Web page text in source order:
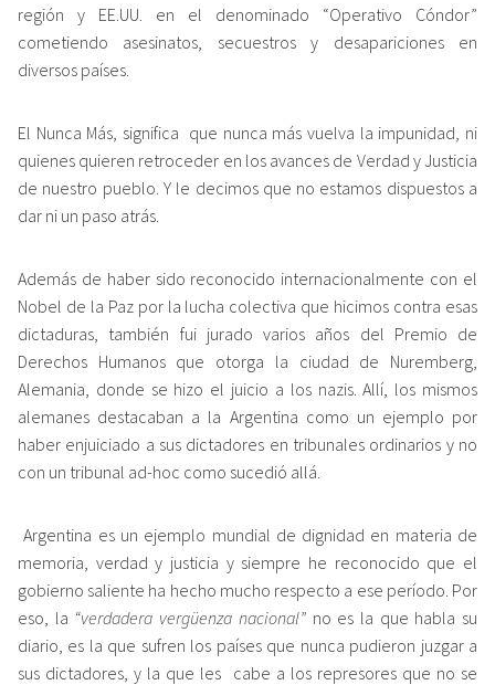
región y EE.UU. en el denominado “Operativo Cóndor”
cometiendo asesinatos, secuestros y desapariciones en
diversos países.
El Nunca Más, significa que nunca más vuelva la impunidad, ni
quienes quieren retroceder en los avances de Verdad y Justicia
de nuestro pueblo. Y le decimos que no estamos dispuestos a
dar ni un paso atrás.
Además de haber sido reconocido internacionalmente con el
Nobel de la Paz por la lucha colectiva que hicimos contra esas
dictaduras, también fui jurado varios años del Premio de
Derechos Humanos que otorga la ciudad de Nuremberg,
Alemania, donde se hizo el juicio a los nazis. Allí, los mismos
alemanes destacaban a la Argentina como un ejemplo por
haber enjuiciado a sus dictadores en tribunales ordinarios y no
con un tribunal ad-hoc como sucedió allá.
Argentina es un ejemplo mundial de dignidad en materia de
memoria, verdad y justicia y siempre he reconocido que el
gobierno saliente ha hecho mucho respecto a ese período. Por
eso, la “verdadera vergüenza nacional”no es la que habla su
diario, es la que sufren los países que nunca pudieron juzgar a
sus dictadores, y la que les cabe a los represores que no se